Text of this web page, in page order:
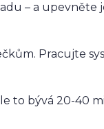
– a upevněte
Pracujte
to bývá 20-40